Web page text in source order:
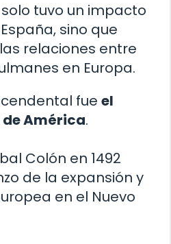
tuvo un impacto
sino que
relaciones entre
en Europa.
fue el
América.
Colón en 1492
de la expansión y
en el Nuevo